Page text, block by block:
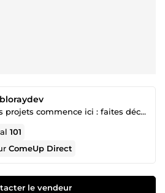
bloraydev
L’avenir de vos projets commence ici : faites décoller votre business 🚀
101
ComeUp Direct
le vendeur